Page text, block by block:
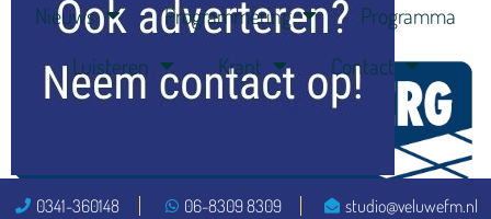
Nieuws Programmering
Programma
Luisteren
Krant Contact
0341-360148 06-8309 8309
studio@veluwefm.nl